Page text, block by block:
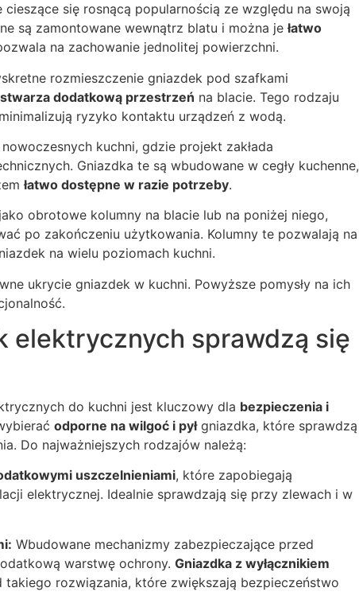
cieszące się rosnącą popularnością ze względu na swoją
są zamontowane wewnątrz blatu i można jełatwo
na zachowanie jednolitej powierzchni.
rozmieszczenie gniazdek pod szafkami
stwarza dodatkową przestrzeń na blacie. Tego rodzaju
ryzyko kontaktu urządzeń z wodą.
kuchni, gdzie projekt zakłada
Gniazdka te są wbudowane w cegły kuchenne,
łatwo dostępne w razie potrzeby.
obrotowe kolumny na blacie lub na poniżej niego,
po zakończeniu użytkowania. Kolumny te pozwalają na
na wielu poziomach kuchni.
ukrycie gniazdek w kuchni. Powyższe pomysły na ich
elektrycznych sprawdzą się
do kuchni jest kluczowy dla bezpieczenia i
odporne na wilgoć i pyłgniazdka, które sprawdzą
Do najważniejszych rodzajów należą:
uszczelnieniami, które zapobiegają
elektrycznej. Idealnie sprawdzają się przy zlewach i w
Wbudowane mechanizmy zabezpieczające przed
warstwę ochrony. Gniazdka z wyłącznikiem
takiego rozwiązania, które zwiększają bezpieczeństwo